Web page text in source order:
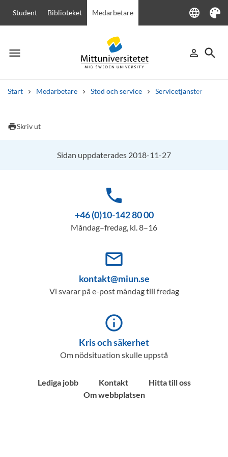
Student Biblioteket Medarbetare language
Language
Tema
menu
Meny person_outline
Logga in
search
Sök
Start Medarbetare Stöd och service Servicetjänster
Andra söktjänster
printSkriv ut
Sidan uppdaterades 2018-11-27
phone
+46 (0)10-142 80 00
Måndag–fredag, kl. 8–16
mail_outline
kontakt@miun.se
Vi svarar på e-post måndag till fredag
info_outline
Kris och säkerhet
Om nödsituation skulle uppstå
Lediga jobb Kontakt
Hitta till oss
Om webbplatsen